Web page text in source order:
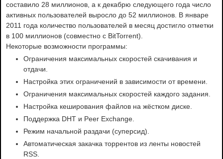
составило 28 миллионов, а к декабрю следующего года число
активных пользователей выросло до 52 миллионов. В январе
2011 года количество пользователей в месяц достигло отметки
в 100 миллионов (совместно с BitTorrent).
Некоторые возможности программы:
Ограничения максимальных скоростей скачивания и
отдачи.
Настройка этих ограничений в зависимости от времени.
Ограничения максимальных скоростей каждого задания.
Настройка кеширования файлов на жёстком диске.
Поддержка DHT и Peer Exchange.
Режим начальной раздачи (суперсид).
Автоматическая закачка торрентов из ленты новостей
RSS.